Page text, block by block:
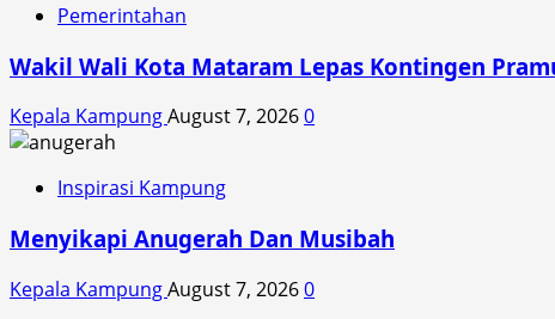
Pemerintahan
Wakil Wali Kota Mataram Lepas Kontingen
Kepala KampungAugust 7, 20260
Inspirasi Kampung
Menyikapi Anugerah Dan Musibah
Kepala KampungAugust 7, 20260